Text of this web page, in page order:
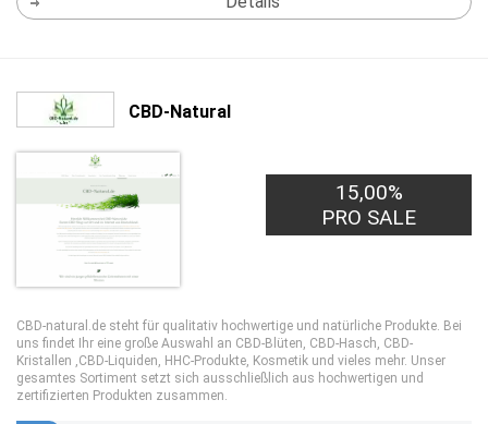
CBD-Natural
15,00%
PRO SALE
CBD-natural.de steht für qualitativ hochwertige und natürliche Produkte. Bei
uns findet Ihr eine große Auswahl an CBD-Blüten, CBD-Hasch, CBD-
Kristallen ,CBD-Liquiden, HHC-Produkte, Kosmetik und vieles mehr. Unser
gesamtes Sortiment setzt sich ausschließlich aus hochwertigen und
zertifizierten Produkten zusammen.